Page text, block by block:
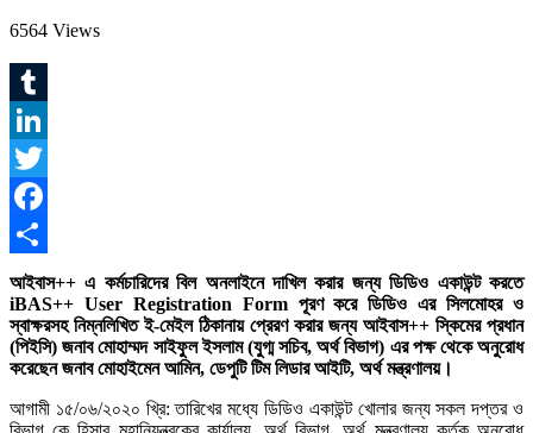
6564 Views
Tumblr
LinkedIn
Twitter
Facebook
Share
আইবাস++ এ কর্মচারিদের বিল অনলাইনে দাখিল করার জন্য ডিডিও একাউন্ট করতে
iBAS++ User Registration Form পূরণ করে ডিডিও এর সিলমোহর ও
স্বাক্ষরসহ নিম্নলিখিত ই-মেইল ঠিকানায় প্রেরণ করার জন্য আইবাস++ স্কিমের প্রধান
(পিইসি) জনাব মোহাম্মদ সাইফুল ইসলাম (যুগ্ম সচিব, অর্থ বিভাগ) এর পক্ষ থেকে অনুরোধ
করেছেন জনাব মোহাইমেন আমিন, ডেপুটি টিম লিডার আইটি, অর্থ মন্ত্রণালয়।
আগামী ১৫/০৬/২০২০ খ্রি: তারিখের মধ্যে ডিডিও একাউন্ট খোলার জন্য সকল দপ্তর ও